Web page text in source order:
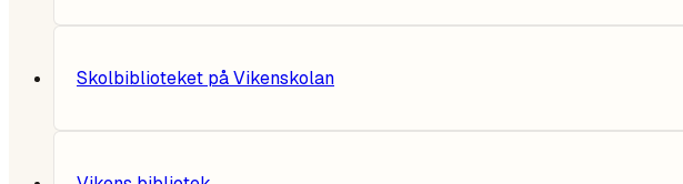
Skolbiblioteket på Vikenskolan